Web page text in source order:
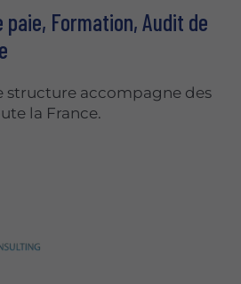
Formation, Audit de
structure accompagne des
la France.